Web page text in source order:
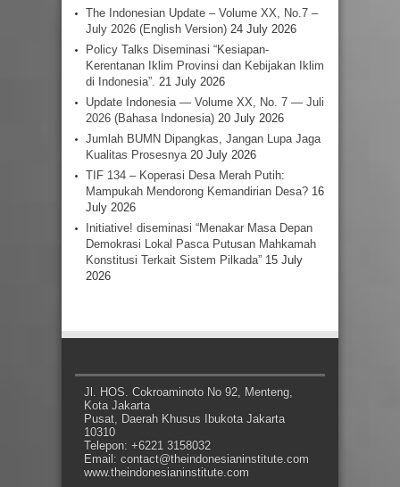
The Indonesian Update – Volume XX, No.7 –
July 2026 (English Version) 24 July 2026
Policy Talks Diseminasi “Kesiapan-
Kerentanan Iklim Provinsi dan Kebijakan Iklim
di Indonesia”. 21 July 2026
Update Indonesia — Volume XX, No. 7 — Juli
2026 (Bahasa Indonesia) 20 July 2026
Jumlah BUMN Dipangkas, Jangan Lupa Jaga
Kualitas Prosesnya 20 July 2026
TIF 134 – Koperasi Desa Merah Putih:
Mampukah Mendorong Kemandirian Desa? 16
July 2026
Initiative! diseminasi “Menakar Masa Depan
Demokrasi Lokal Pasca Putusan Mahkamah
Konstitusi Terkait Sistem Pilkada” 15 July
2026
Jl. HOS. Cokroaminoto No 92, Menteng,
Kota Jakarta
Pusat, Daerah Khusus Ibukota Jakarta
10310
Telepon: +6221 3158032
Email: contact@theindonesianinstitute.com
www.theindonesianinstitute.com